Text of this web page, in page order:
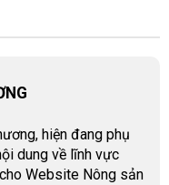
hiện đang phụ
dung về lĩnh vực
Website Nông sản